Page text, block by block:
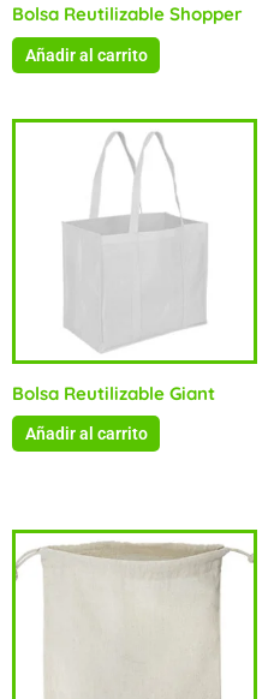
Bolsa Reutilizable Shopper
Añadir al carrito
Bolsa Reutilizable Giant
Añadir al carrito